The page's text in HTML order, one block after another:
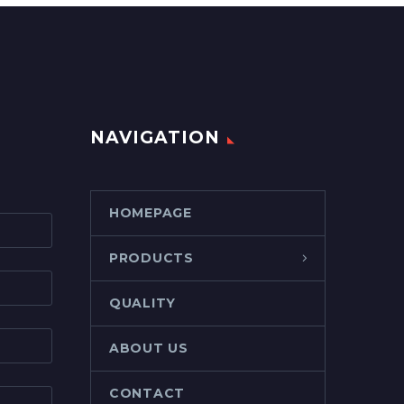
NAVIGATION
HOMEPAGE
PRODUCTS
QUALITY
ABOUT US
CONTACT